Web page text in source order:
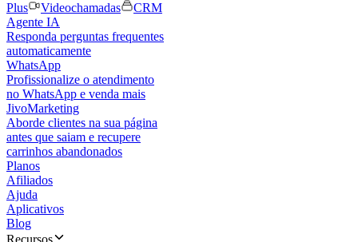
Plus
Videochamadas
CRM
Agente IA
Responda perguntas frequentes
automaticamente
WhatsApp
Profissionalize o atendimento
no WhatsApp e venda mais
JivoMarketing
Aborde clientes na sua página
antes que saiam e recupere
carrinhos abandonados
Planos
Afiliados
Ajuda
Aplicativos
Blog
Recursos